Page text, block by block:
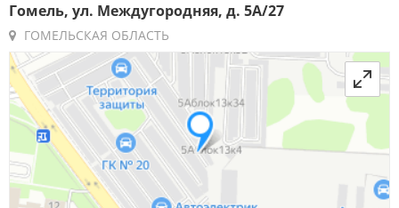
Гомель, ул. Междугородняя, д. 5А/27
ГОМЕЛЬСКАЯ ОБЛАСТЬ